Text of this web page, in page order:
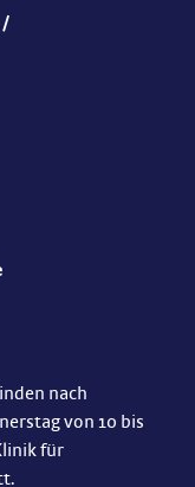
/
nach
von 10 bis
für